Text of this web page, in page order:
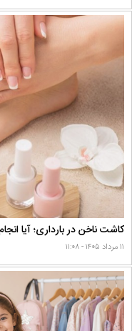
کاشت ناخن در بارداری؛ آیا
۱۱ مرداد ۱۴۰۵ - ۱۱:۰۸